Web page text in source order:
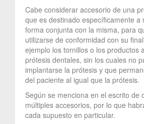
Cabe considerar accesorio de una
que es destinado específicamente a
forma conjunta con la misma, para
utilizarse de conformidad con su
ejemplo los tornillos o los productos
prótesis dentales, sin los cuales no
implantarse la prótesis y que
del paciente al igual que la prótesis.
Según se menciona en el escrito de
múltiples accesorios, por lo que
cada supuesto en particular.